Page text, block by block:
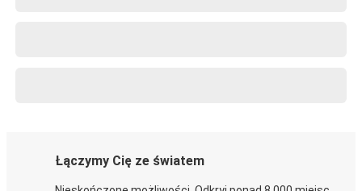
Łączymy Cię ze światem